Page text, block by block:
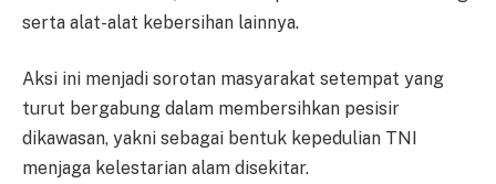
serta alat-alat kebersihan lainnya.
Aksi ini menjadi sorotan masyarakat setempat yang
turut bergabung dalam membersihkan pesisir
dikawasan, yakni sebagai bentuk kepedulian TNI
menjaga kelestarian alam disekitar.